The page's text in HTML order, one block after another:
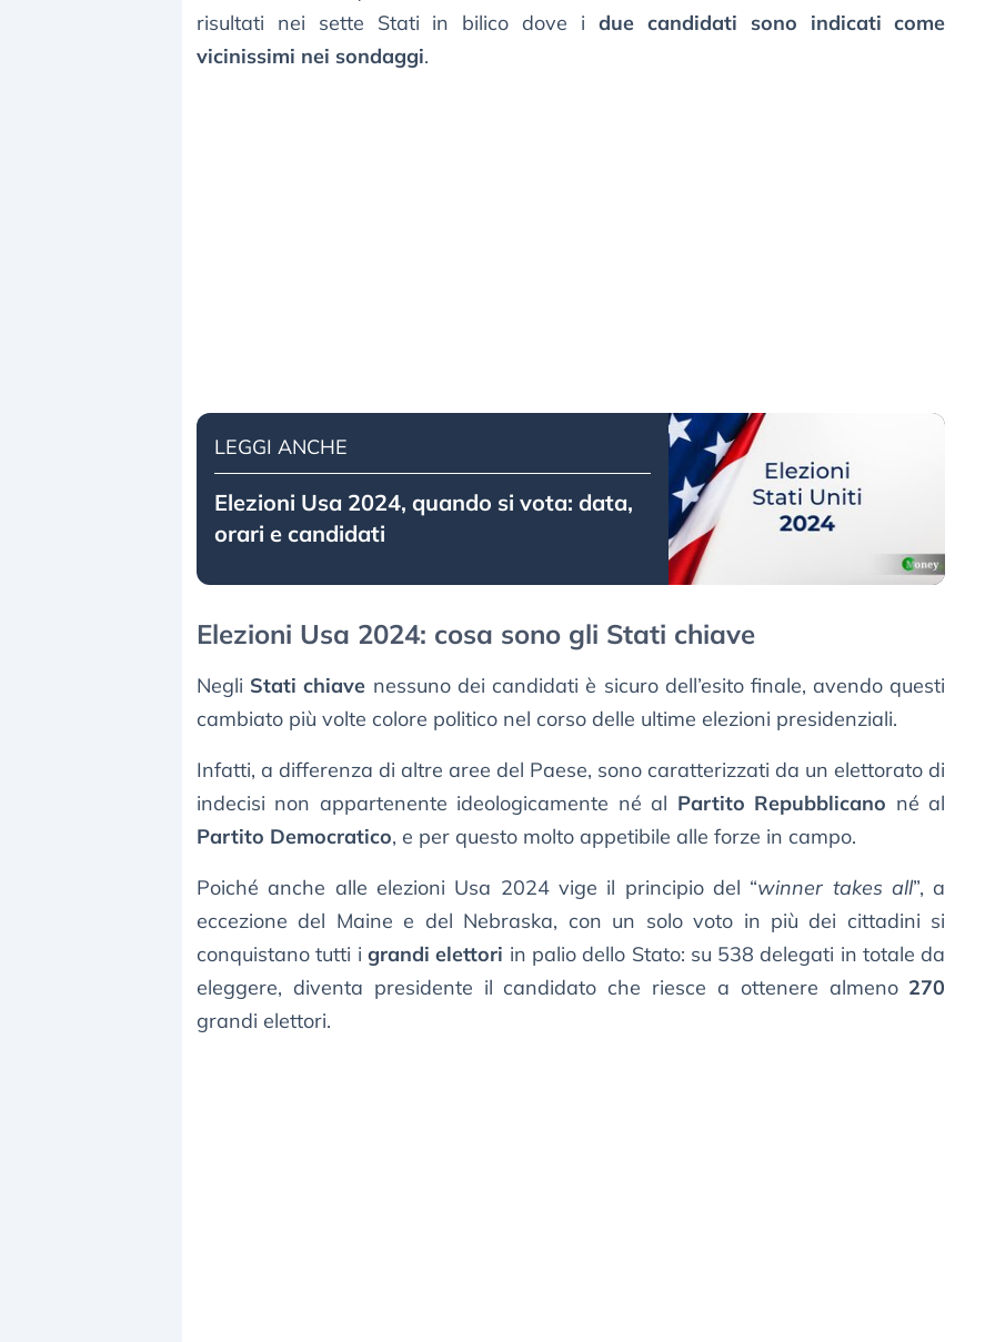
risultati nei sette Stati in bilico dove i due candidati sono indicati come
vicinissimi nei sondaggi.
LEGGI ANCHE
Elezioni Usa 2024, quando si vota: data,
orari e candidati
Elezioni Usa 2024: cosa sono gli Stati chiave
Negli Stati chiave nessuno dei candidati è sicuro dell’esito finale, avendo questi
cambiato più volte colore politico nel corso delle ultime elezioni presidenziali.
Infatti, a differenza di altre aree del Paese, sono caratterizzati da un elettorato di
indecisi non appartenente ideologicamente né al Partito Repubblicano né al
Partito Democratico, e per questo molto appetibile alle forze in campo.
Poiché anche alle elezioni Usa 2024 vige il principio del “winner takes all”, a
eccezione del Maine e del Nebraska, con un solo voto in più dei cittadini si
conquistano tutti i grandi elettori in palio dello Stato: su 538 delegati in totale da
eleggere, diventa presidente il candidato che riesce a ottenere almeno 270
grandi elettori.